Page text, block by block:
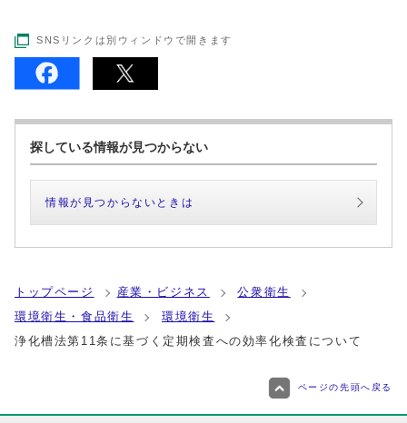
SNSリンクは別ウィンドウで開きます
探している情報が見つからない
情報が見つからないときは
トップページ 産業・ビジネス
公衆衛生
環境衛生・食品衛生
環境衛生
浄化槽法第11条に基づく定期検査への効率化検査について
ページの先頭へ戻る